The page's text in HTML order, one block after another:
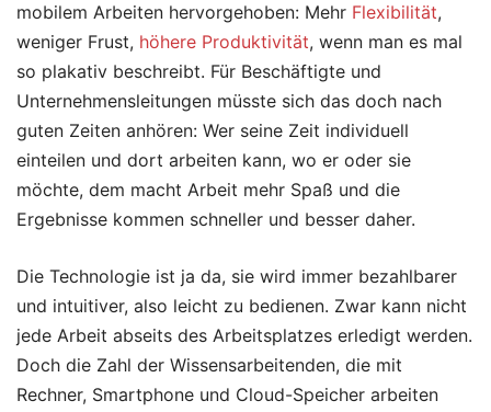
mobilem Arbeiten hervorgehoben: Mehr Flexibilität,
weniger Frust, höhere Produktivität, wenn man es mal
so plakativ beschreibt. Für Beschäftigte und
Unternehmensleitungen müsste sich das doch nach
guten Zeiten anhören: Wer seine Zeit individuell
einteilen und dort arbeiten kann, wo er oder sie
möchte, dem macht Arbeit mehr Spaß und die
Ergebnisse kommen schneller und besser daher.
Die Technologie ist ja da, sie wird immer bezahlbarer
und intuitiver, also leicht zu bedienen. Zwar kann nicht
jede Arbeit abseits des Arbeitsplatzes erledigt werden.
Doch die Zahl der Wissensarbeitenden, die mit
Rechner, Smartphone und Cloud-Speicher arbeiten